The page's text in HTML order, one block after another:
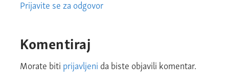
Prijavite se za odgovor
Komentiraj
Morate biti prijavljeni da biste objavili komentar.